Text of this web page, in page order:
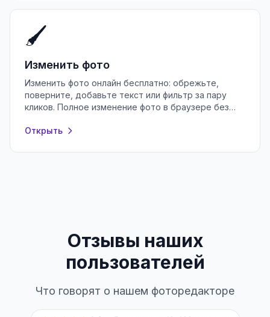
🖌️
Изменить фото
Изменить фото онлайн бесплатно: обрежьте,
поверните, добавьте текст или фильтр за пару
кликов. Полное изменение фото в браузере без
Открыть
Отзывы наших
пользователей
Что говорят о нашем фоторедакторе